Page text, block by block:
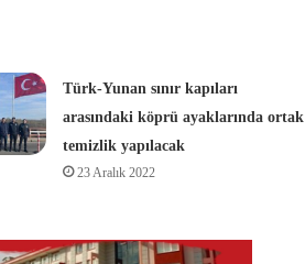
Türk-Yunan sınır kapıları
arasındaki köprü ayaklarında ortak
temizlik yapılacak
23 Aralık 2022